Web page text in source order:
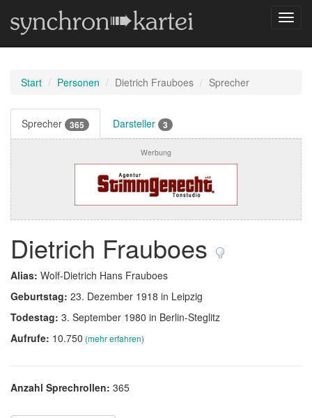
Start Personen Dietrich Frauboes Sprecher
Sprecher 365 Darsteller 3
Werbung
Dietrich Frauboes
Alias: Wolf-Dietrich Hans Frauboes
Geburtstag: 23. Dezember 1918 in Leipzig
Todestag: 3. September 1980 in Berlin-Steglitz
Aufrufe: 10.750 (mehr erfahren)
Anzahl Sprechrollen: 365